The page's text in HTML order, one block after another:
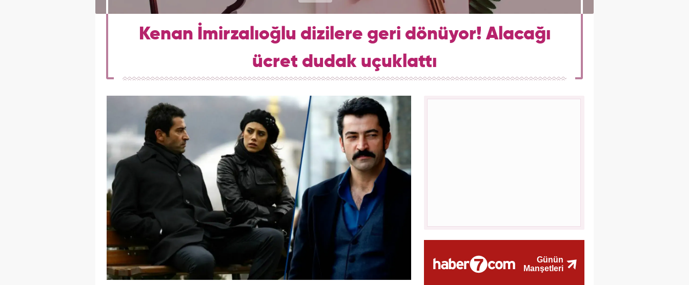
Kenan İmirzalıoğlu dizilere geri dönüyor! Alacağı
ücret dudak uçuklattı